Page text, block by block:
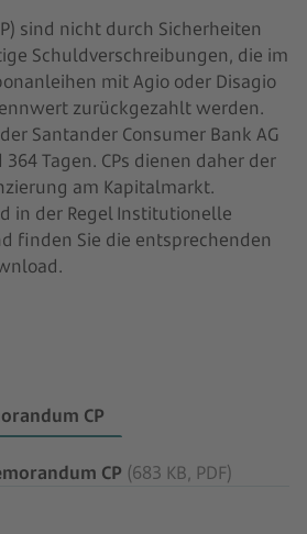
sind nicht durch Sicherheiten
Schuldverschreibungen, die im
mit Agio oder Disagio
zurückgezahlt werden.
Santander Consumer Bank AG
Tagen. CPs dienen daher der
am Kapitalmarkt.
in der Regel Institutionelle
finden Sie die entsprechenden
CP
CP (683 KB, PDF)